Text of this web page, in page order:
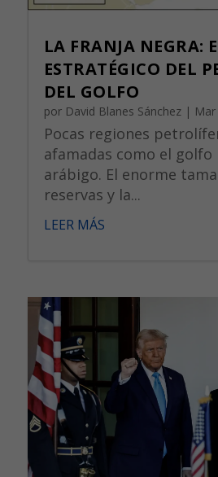
LA FRANJA NEGRA:
ESTRATÉGICO DEL
DEL GOLFO
por David Blanes Sánchez|
Pocas regiones
afamadas como el golfo
arábigo. El enorme
reservas y la...
LEER MÁS